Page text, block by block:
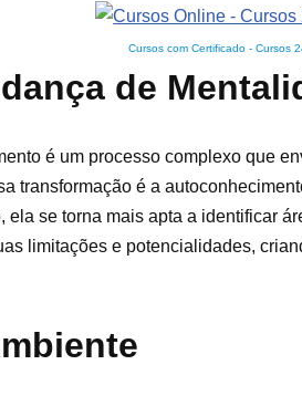
Cursos com Certificado- Cursos
de
é um processo complexo que
transformação é a
ela se torna mais apta a identificar
limitações e potencialidades,